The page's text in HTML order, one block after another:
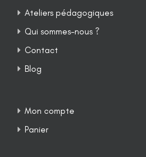
Ateliers pédagogiques
Qui sommes-nous ?
Contact
Blog
Mon compte
Panier